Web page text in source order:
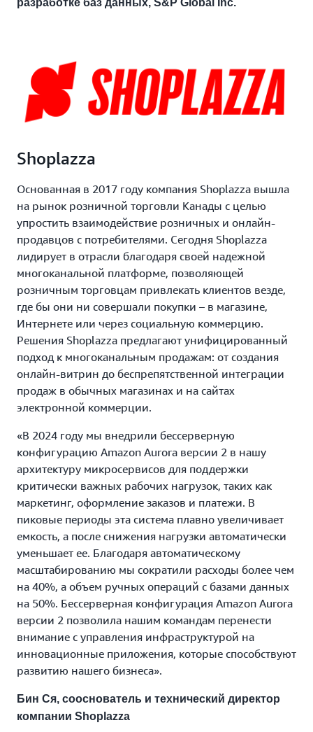
разработке баз данных, S&P Global Inc.
Shoplazza
Основанная в 2017 году компания Shoplazza вышла
на рынок розничной торговли Канады с целью
упростить взаимодействие розничных и онлайн-
продавцов с потребителями. Сегодня Shoplazza
лидирует в отрасли благодаря своей надежной
многоканальной платформе, позволяющей
розничным торговцам привлекать клиентов везде,
где бы они ни совершали покупки – в магазине,
Интернете или через социальную коммерцию.
Решения Shoplazza предлагают унифицированный
подход к многоканальным продажам: от создания
онлайн-витрин до беспрепятственной интеграции
продаж в обычных магазинах и на сайтах
электронной коммерции.
«В 2024 году мы внедрили бессерверную
конфигурацию Amazon Aurora версии 2 в нашу
архитектуру микросервисов для поддержки
критически важных рабочих нагрузок, таких как
маркетинг, оформление заказов и платежи. В
пиковые периоды эта система плавно увеличивает
емкость, а после снижения нагрузки автоматически
уменьшает ее. Благодаря автоматическому
масштабированию мы сократили расходы более чем
на 40%, а объем ручных операций с базами данных
на 50%. Бессерверная конфигурация Amazon Aurora
версии 2 позволила нашим командам перенести
внимание с управления инфраструктурой на
инновационные приложения, которые способствуют
развитию нашего бизнеса».
Бин Ся, сооснователь и технический директор
компании Shoplazza